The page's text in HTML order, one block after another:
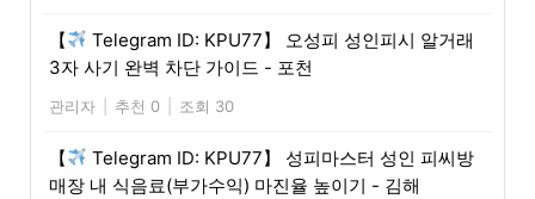
【
Telegram ID: KPU77】 오성피 성인피시 알거래
3자 사기 완벽 차단 가이드 - 포천
관리자 추천 0 조회 30
【
Telegram ID: KPU77】 성피마스터 성인 피씨방
매장 내 식음료(부가수익) 마진율 높이기 - 김해